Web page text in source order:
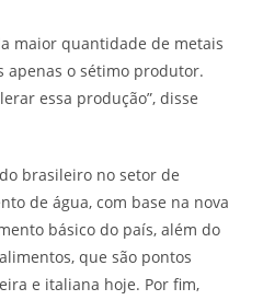
maior quantidade de metais
apenas o sétimo produtor.
essa produção”, disse
brasileiro no setor de
de água, com base na nova
básico do país, além do
que são pontos
e italiana hoje. Por fim,